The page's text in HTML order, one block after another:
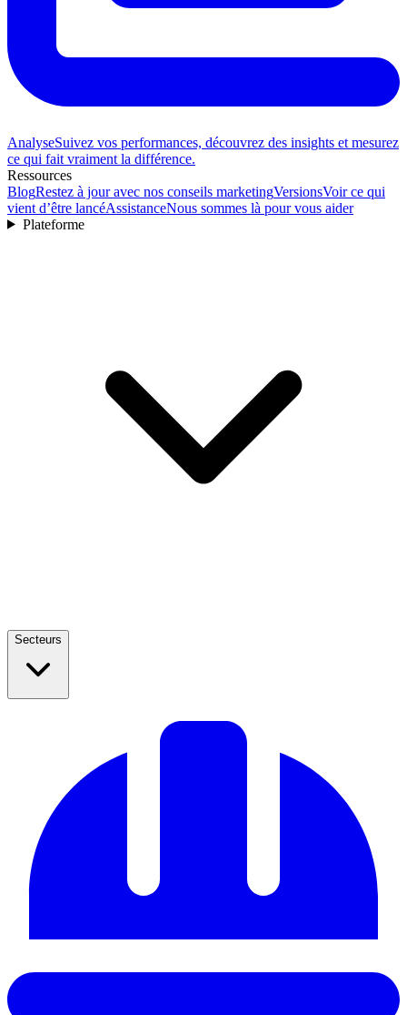
AnalyseSuivez vos performances, découvrez des insights et mesurez
ce qui fait vraiment la différence.
Ressources
BlogRestez à jour avec nos conseils marketingVersionsVoir ce qui
vient d’être lancéAssistanceNous sommes là pour vous aider
Plateforme
Secteurs